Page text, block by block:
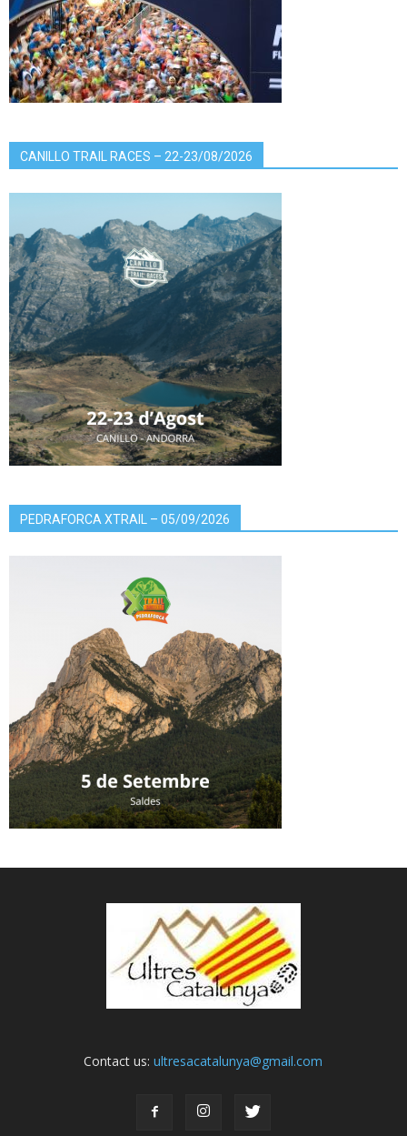
CANILLO TRAIL RACES – 22-23/08/2026
PEDRAFORCA XTRAIL – 05/09/2026
Contact us:ultresacatalunya@gmail.com